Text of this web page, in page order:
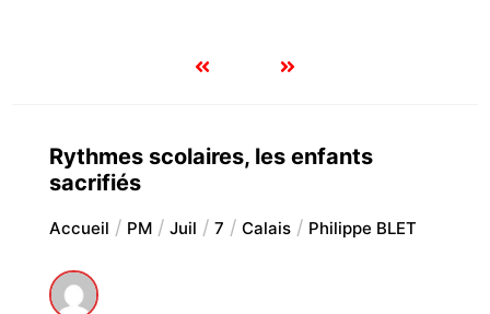
Rythmes scolaires, les enfants
sacrifiés
Accueil PM Juil 7 Calais Philippe BLET